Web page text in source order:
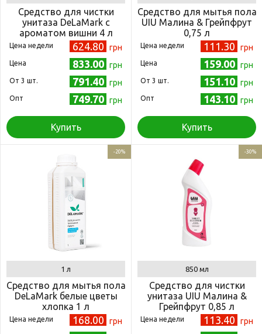
Средство для чистки
унитаза DeLaMark с
ароматом вишни 4 л
Цена недели 624.80 грн
Цена 833.00 грн
Oт 3 шт. 791.40 грн
Опт 749.70 грн
Купить
Средство для мытья пола
UIU Малина & Грейпфрут
0,75 л
Цена недели 111.30 грн
Цена 159.00 грн
Oт 3 шт. 151.10 грн
Опт 143.10 грн
Купить
-20%
1 л
Средство для мытья пола
DeLaMark белые цветы
хлопка 1 л
Цена недели 168.00 грн
-30%
850 мл
Средство для чистки
унитаза UIU Малина &
Грейпфрут 0,85 л
Цена недели 113.40 грн